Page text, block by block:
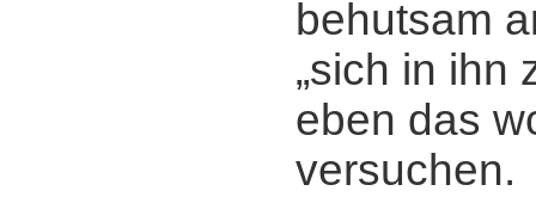
behutsam
„sich in ihn
eben das
versuchen.